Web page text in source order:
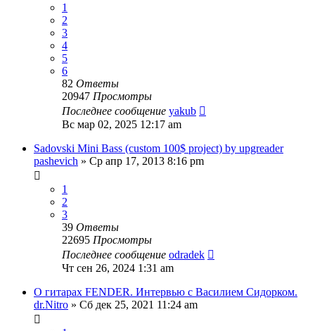
1
2
3
4
5
6
82 Ответы
20947 Просмотры
Последнее сообщение yakub
Вс мар 02, 2025 12:17 am
Sadovski Mini Bass (custom 100$ project) by upgreader
pashevich » Ср апр 17, 2013 8:16 pm
1
2
3
39 Ответы
22695 Просмотры
Последнее сообщение odradek
Чт сен 26, 2024 1:31 am
О гитарах FENDER. Интервью с Василием Сидорком.
dr.Nitro » Сб дек 25, 2021 11:24 am